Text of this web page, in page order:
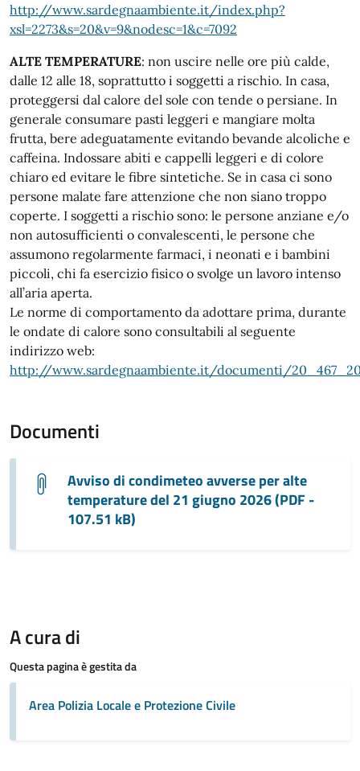
http://www.sardegnaambiente.it/index.php?
xsl=2273&s=20&v=9&nodesc=1&c=7092
ALTE TEMPERATURE: non uscire nelle ore più calde,
dalle 12 alle 18, soprattutto i soggetti a rischio. In casa,
proteggersi dal calore del sole con tende o persiane. In
generale consumare pasti leggeri e mangiare molta
frutta, bere adeguatamente evitando bevande alcoliche e
caffeina. Indossare abiti e cappelli leggeri e di colore
chiaro ed evitare le fibre sintetiche. Se in casa ci sono
persone malate fare attenzione che non siano troppo
coperte. I soggetti a rischio sono: le persone anziane e/o
non autosufficienti o convalescenti, le persone che
assumono regolarmente farmaci, i neonati e i bambini
piccoli, chi fa esercizio fisico o svolge un lavoro intenso
all’aria aperta.
Le norme di comportamento da adottare prima, durante
le ondate di calore sono consultabili al seguente
indirizzo web:
http://www.sardegnaambiente.it/documenti/
Documenti
Avviso di condimeteo avverse per alte
temperature del 21 giugno 2026 (PDF -
107.51 kB)
A cura di
Questa pagina è gestita da
Area Polizia Locale e Protezione Civile